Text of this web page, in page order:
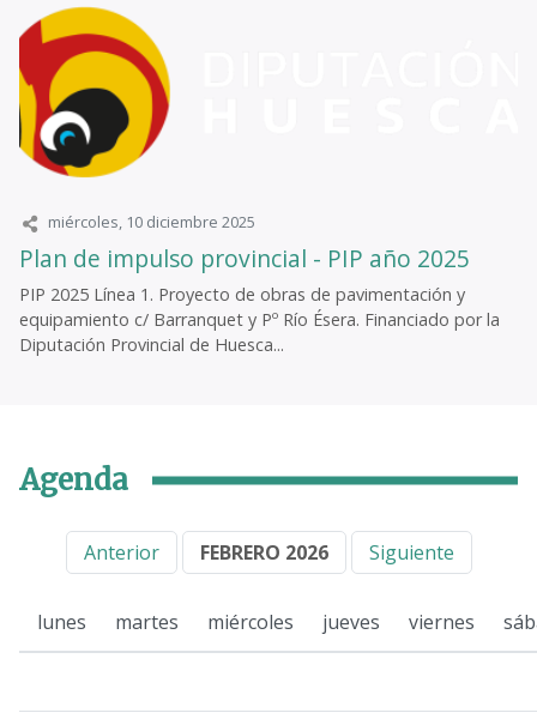
miércoles, 10 diciembre 2025
Plan de impulso provincial - PIP año 2025
PIP 2025 Línea 1. Proyecto de obras de pavimentación y
equipamiento c/ Barranquet y Pº Río Ésera. Financiado por la
Diputación Provincial de Huesca...
Agenda
Anterior FEBRERO 2026 Siguiente
lunes martes miércoles jueves viernes